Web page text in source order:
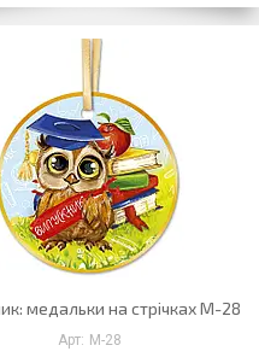
медальки на стрічках М-28
М-28